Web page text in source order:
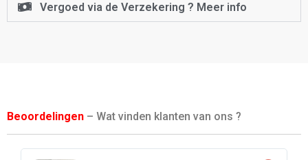
Vergoed via de Verzekering ? Meer info
Beoordelingen – Wat vinden klanten van ons ?